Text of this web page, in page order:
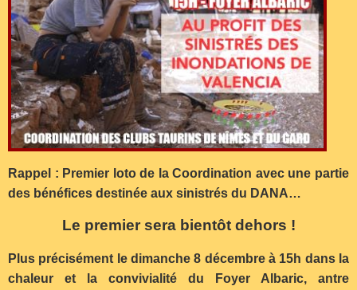
Rappel : Premier loto de la Coordination avec une partie
des bénéfices destinée aux sinistrés du DANA…
Le premier sera bientôt dehors !
Plus précisément le dimanche 8 décembre à 15h dans la
chaleur et la convivialité du Foyer Albaric, antre